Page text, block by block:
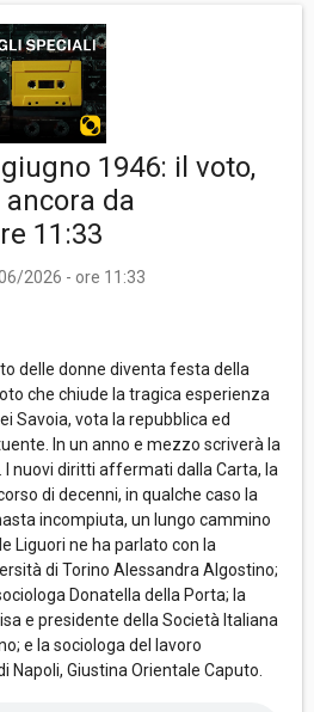
1946: il voto,
da
11:33
2026 - ore 11:33
delle donne diventa festa della
che chiude la tragica esperienza
Savoia, vota la repubblica ed
In un anno e mezzo scriverà la
nuovi diritti affermati dalla Carta, la
di decenni, in qualche caso la
incompiuta, un lungo cammino
Liguori ne ha parlato con la
di Torino Alessandra Algostino;
Donatella della Porta; la
e presidente della Società Italiana
e la sociologa del lavoro
Napoli, Giustina Orientale Caputo.